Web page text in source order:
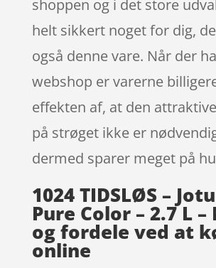
shoppen og i det store
helt sikkert noget for dig,
også denne vare. Når der
webshop er varerne
effekten af, at den
på strøget ikke er
dermed sparer meget på
1024 TIDSLØS –
Pure Color – 2.7 L
og fordele ved at
online